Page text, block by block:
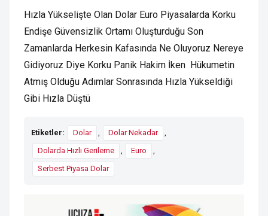
Hızla Yükselişte Olan Dolar Euro Piyasalarda Korku
Endişe Güvensizlik Ortamı Oluşturduğu Son
Zamanlarda Herkesin Kafasında Ne Oluyoruz Nereye
Gidiyoruz Diye Korku Panik Hakim İken Hükumetin
Atmış Olduğu Adımlar Sonrasında Hızla Yükseldiği
Gibi Hızla Düştü
Etiketler: Dolar , Dolar Nekadar
,
Dolarda Hızlı Gerileme
, Euro
,
Serbest Piyasa Dolar